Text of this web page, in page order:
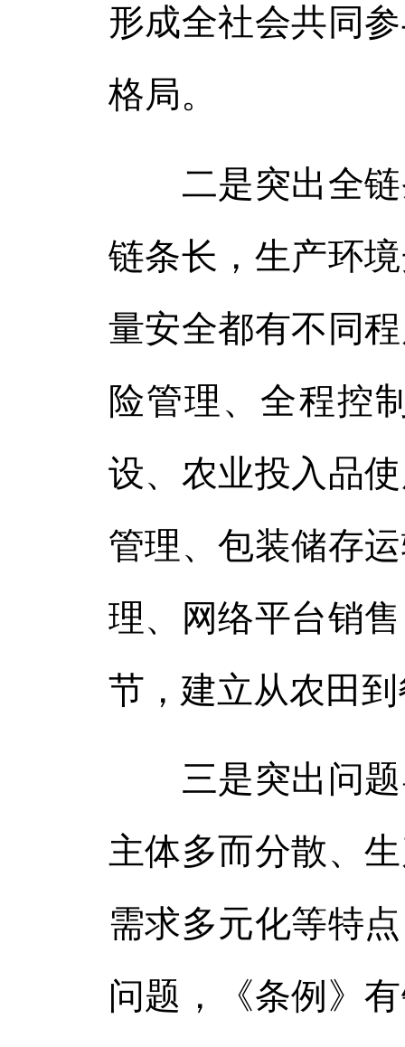
形成全社会共同
格局。
二是突出全链
链条长，生产环
量安全都有不同
险管理、全程控
设、农业投入品
管理、包装储存
理、网络平台销
节，建立从农田
三是突出问题
主体多而分散、
需求多元化等特
问题，《条例》